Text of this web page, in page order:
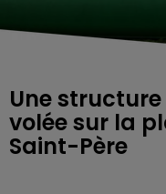
Une
volée sur la
Saint-Père